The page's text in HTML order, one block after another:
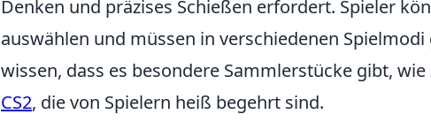
Denken und präzises Schießen erfordert. Spieler
auswählen und müssen in verschiedenen
wissen, dass es besondere Sammlerstücke gibt,
CS2, die von Spielern heiß begehrt sind.